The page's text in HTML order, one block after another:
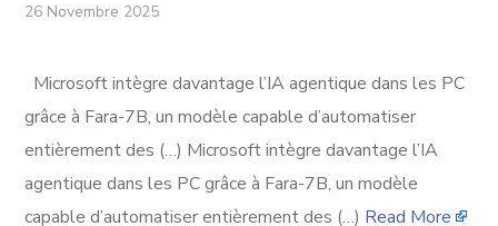
26 Novembre 2025
Microsoft intègre davantage l’IA agentique dans les PC
grâce à Fara-7B, un modèle capable d’automatiser
entièrement des (…) Microsoft intègre davantage l’IA
agentique dans les PC grâce à Fara-7B, un modèle
capable d’automatiser entièrement des (…) Read More